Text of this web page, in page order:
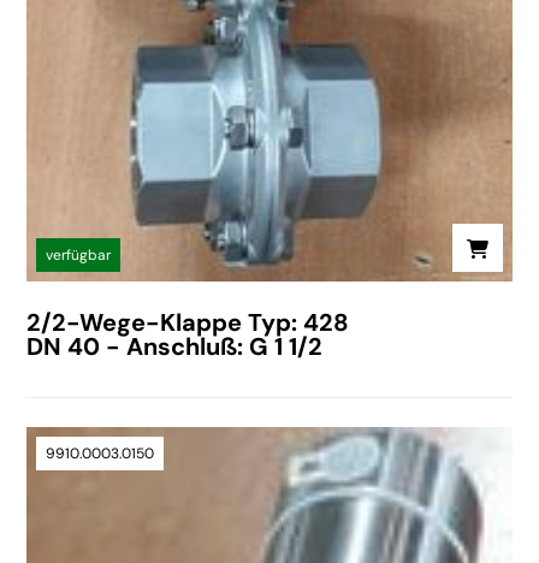
verfügbar
2/2-Wege-Klappe Typ: 428
DN 40 - Anschluß: G 1 1/2
9910.0003.0150